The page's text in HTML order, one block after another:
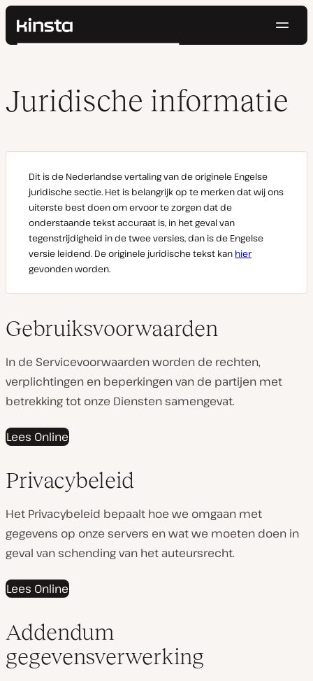
Kinsta®
Prijzen
Bronnen
Zoeken
Juridische informatie
Dit is de Nederlandse vertaling van de originele Engelse
juridische sectie. Het is belangrijk op te merken dat wij ons
uiterste best doen om ervoor te zorgen dat de
onderstaande tekst accuraat is, in het geval van
tegenstrijdigheid in de twee versies, dan is de Engelse
versie leidend. De originele juridische tekst kan hier
gevonden worden.
Gebruiksvoorwaarden
In de Servicevoorwaarden worden de rechten,
verplichtingen en beperkingen van de partijen met
betrekking tot onze Diensten samengevat.
Lees Online
Privacybeleid
Het Privacybeleid bepaalt hoe we omgaan met
gegevens op onze servers en wat we moeten doen in
geval van schending van het auteursrecht.
Lees Online
Addendum
gegevensverwerking